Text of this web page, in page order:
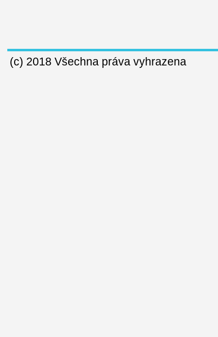
(c) 2018 Všechna práva vyhrazena